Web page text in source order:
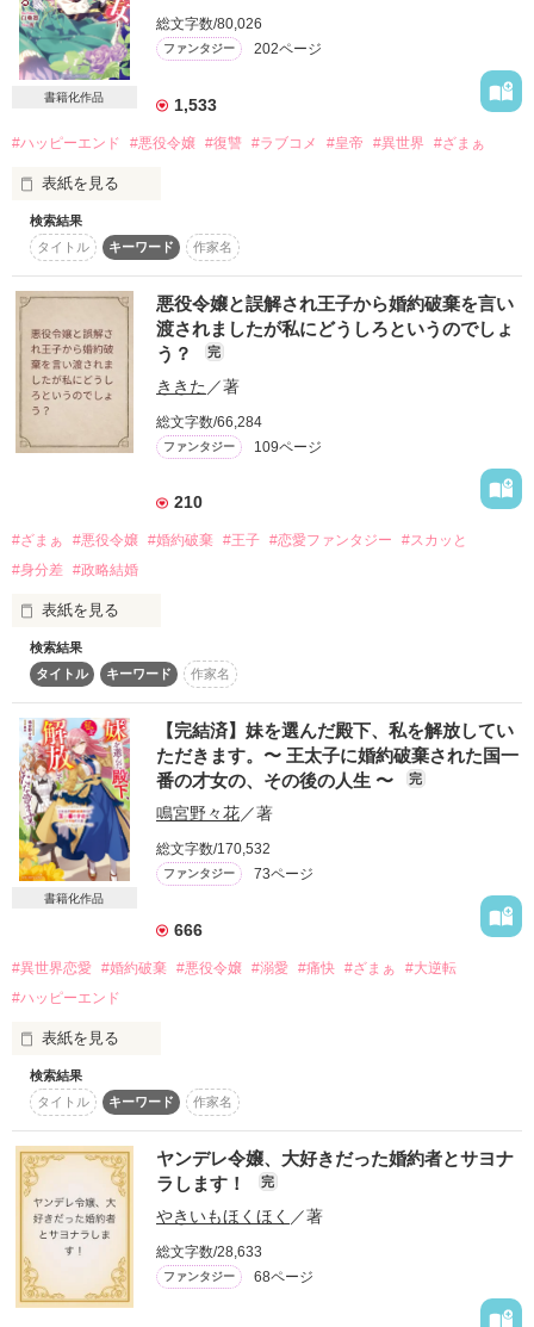
「手を伸ばしたら、傷つけてしまうのではないかと怖くなる。
それでも、狂おしいほどに、お前に触れたくてたまらない」
悪役のレッテルを貼られたふたりの
もどかしくも純粋な恋愛劇、開幕……！
「一国の王であるお方が、なぜこのような森の奥深くにある古
城に住んでおられるのですか？」
冷酷陛下の抱える秘密をまだ知らない。
表紙公開＊2020.12.28
START＊2021.2.17
野いちご　　　　2021.3.15
第２回ベリーズカフェファンタジー小説大賞
【最終話後のエピローグSS
ファン様への感謝を込めて限定公開中！】
＊ベリーズ文庫より書籍化いたしました！
サイト版は、改稿前の内容です。
ルは、空腹のあまりふらつき倒れそうになる。
そこへ馬で通りがかった男性と、危うくぶつかりそうになり
──────
す。よろしくお願いします。
作品を読む
書籍化作品
総文字数/80,026
ファンタジー 202ページ
1,533
#ハッピーエンド #悪役令嬢 #復讐 #ラブコメ #皇帝 #異世界 #ざまぁ
表紙を見る
グロワール帝国
希代の悪女
ゴーティエ公爵令嬢ルイーズ
絶望の縁にいた彼女が、
辺境の大公と出会い、
幸せを掴むまでの物語
優秀賞受賞
ありがとうございます
♥･*:.｡ ｡.:*･ﾟ♡･*:.｡ ｡.:*･ﾟ♥
作品を読む
検索結果
タイトル
キーワード 作家名
悪役令嬢と誤解され王子から婚約破棄を言い
渡されましたが私にどうしろというのでしょ
う？
完
ききた ／著
総文字数/66,284
ファンタジー 109ページ
210
#ざまぁ #悪役令嬢 #婚約破棄 #王子 #恋愛ファンタジー
#スカッと
#身分差
#政略結婚
表紙を見る
悪役令嬢が実は超常識人の努力家。
婚約破棄を言い渡したアホ王子が惚れたヒロインは、あざと腹
黒非常識女？
第１章は悪徳令嬢が王子に婚約破棄されるシーンからはじまり
ます。
悪役令嬢・王子・ヒロイン
３人の視点から物語の展開をお楽しみくださいませ♡
検索結果
タイトル
キーワード 作家名
書籍化作品
【完結済】妹を選んだ殿下、私を解放してい
ただきます。〜 王太子に婚約破棄された国一
番の才女の、その後の人生 〜
完
鳴宮野々花／著
総文字数/170,532
ファンタジー 73ページ
666
#異世界恋愛 #婚約破棄 #悪役令嬢 #溺愛 #痛快 #ざまぁ
#大逆転
#ハッピーエンド
表紙を見る
ハートネル侯爵家の長女エリッサは、フルヴィオ王太子の婚
約者。やがては王太子妃となりフルヴィオを支えるために、幼
い頃から自己研鑚を重ねてきた。外交が苦手なフルヴィオをフ
ォローするためにと、エリッサは学園を休学しながら近隣諸国
を飛び回り、外交や異文化の勉強に努め、次期王太子妃として
人脈も広げていた。
そんなある日、国外にいたエリッサの元に国王陛下崩御の知
らせが。慌てて帰国すると、自分の婚約者であるはずのフルヴ
ィオ王太子の隣には、エリッサの実妹キャロルが寄り添ってい
た────
「君がこの国にいない間、キャロルはいつも俺のそばで、俺を
検索結果
タイトル
キーワード 作家名
ヤンデレ令嬢、大好きだった婚約者とサヨナ
ラします！
完
やきいもほくほく ／著
総文字数/28,633
ファンタジー 68ページ